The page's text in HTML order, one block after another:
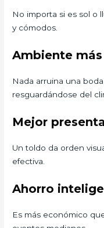
No importa si es sol o
y cómodos.
Ambiente
Nada arruina una
resguardándose del
Mejor
Un toldo da orden
efectiva.
Ahorro
Es más económico